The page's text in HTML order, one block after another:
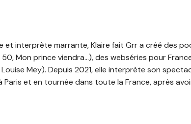
et interprète marrante, Klaire fait Grr a créé des
Mon prince viendra…), des webséries pour
Mey). Depuis 2021, elle interprète son
et en tournée dans toute la France, après